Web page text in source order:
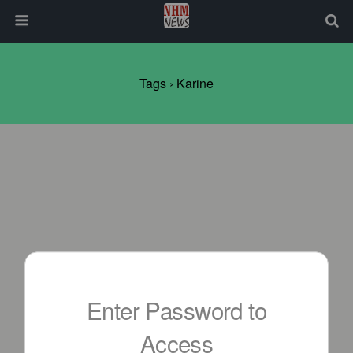
Tags › Karine
Enter Password to
Access